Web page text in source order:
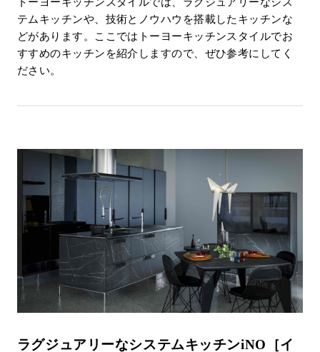
テムキッチンや、技術とノウハウを搭載したキッチンな
どがあります。ここではトーヨーキッチンスタイルでお
すすめのキッチンを紹介しますので、ぜひ参考にしてく
ださい。
ラグジュアリーなシステムキッチンiNO［イ